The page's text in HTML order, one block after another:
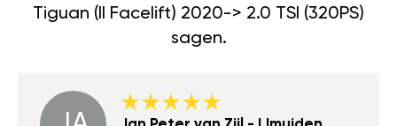
Tiguan (II Facelift) 2020-> 2.0 TSI (320PS)
sagen.